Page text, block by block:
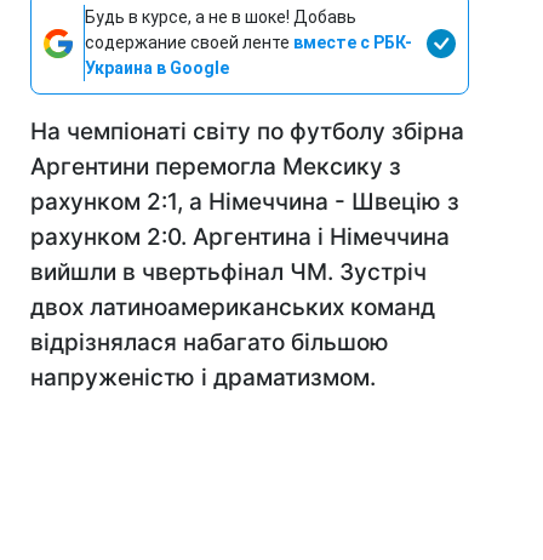
Будь в курсе, а не в шоке! Добавь
содержание своей ленте вместе с РБК-
Украина в Google
На чемпіонаті світу по футболу збірна
Аргентини перемогла Мексику з
рахунком 2:1, а Німеччина - Швецію з
рахунком 2:0. Аргентина і Німеччина
вийшли в чвертьфінал ЧМ. Зустріч
двох латиноамериканських команд
відрізнялася набагато більшою
напруженістю і драматизмом.